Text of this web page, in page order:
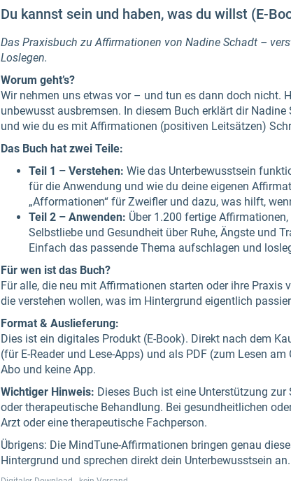
Du kannst sein und haben, was du willst (E-
Das Praxisbuch zu Affirmationen von Nadine Schadt –
Loslegen.
Worum geht’s?
Wir nehmen uns etwas vor – und tun es dann doch nicht.
unbewusst ausbremsen. In diesem Buch erklärt dir
und wie du es mit Affirmationen (positiven Leitsätzen)
Das Buch hat zwei Teile:
Teil 1 – Verstehen: Wie das Unterbewusstsein
für die Anwendung und wie du deine eigenen
„Afformationen“ für Zweifler und dazu, was hilft,
Teil 2 – Anwenden: Über 1.200 fertige
Selbstliebe und Gesundheit über Ruhe, Ängste und
Einfach das passende Thema aufschlagen und
Für wen ist das Buch?
Für alle, die neu mit Affirmationen starten oder ihre
die verstehen wollen, was im Hintergrund eigentlich
Format & Auslieferung:
Dies ist ein digitales Produkt (E-Book). Direkt nach dem
(für E-Reader und Lese-Apps) und als PDF (zum Lesen
Abo und keine App.
Wichtiger Hinweis: Dieses Buch ist eine Unterstützung
oder therapeutische Behandlung. Bei gesundheitlichen
Arzt oder eine therapeutische Fachperson.
Übrigens: Die MindTune-Affirmationen bringen genau
Hintergrund und sprechen direkt dein Unterbewusstsein an.